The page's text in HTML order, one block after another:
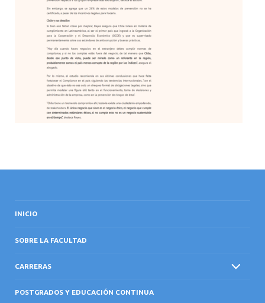
INICIO
SOBRE LA FACULTAD
CARRERAS
POSTGRADOS Y EDUCACIÓN CONTINUA